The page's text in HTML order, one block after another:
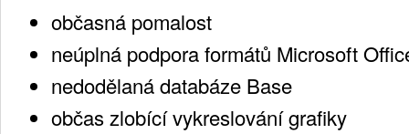
občasná pomalost
neúplná podpora formátů Microsoft
nedodělaná databáze Base
občas zlobící vykreslování grafiky